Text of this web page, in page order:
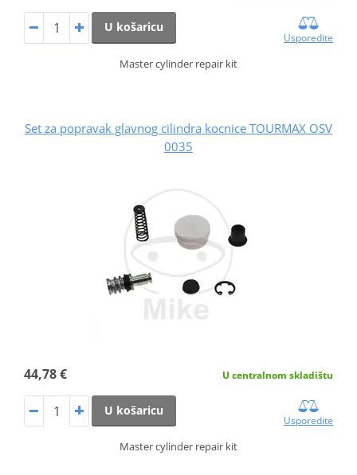
U košaricu
Usporedite
Master cylinder repair kit
Set za popravak glavnog cilindra kocnice TOURMAX OSV
0035
44,78 € U centralnom skladištu
U košaricu
Usporedite
Master cylinder repair kit